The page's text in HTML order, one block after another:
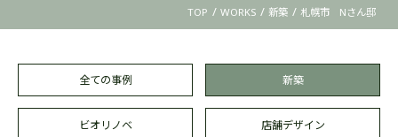
TOP /WORKS / 新築 / 札幌市 Nさん邸
全ての事例
新築
ビオリノベ
店舗デザイン